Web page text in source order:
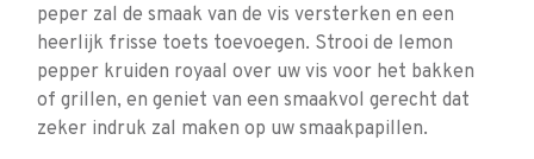
peper zal de smaak van de vis versterken en een
heerlijk frisse toets toevoegen. Strooi de lemon
pepper kruiden royaal over uw vis voor het bakken
of grillen, en geniet van een smaakvol gerecht dat
zeker indruk zal maken op uw smaakpapillen.